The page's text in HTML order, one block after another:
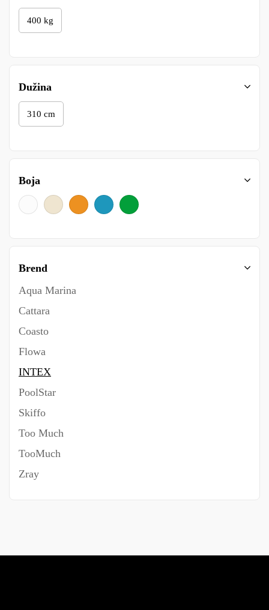
400 kg
Dužina
310 cm
Boja
Brend
Aqua Marina
Cattara
Coasto
Flowa
INTEX
PoolStar
Skiffo
Too Much
TooMuch
Zray